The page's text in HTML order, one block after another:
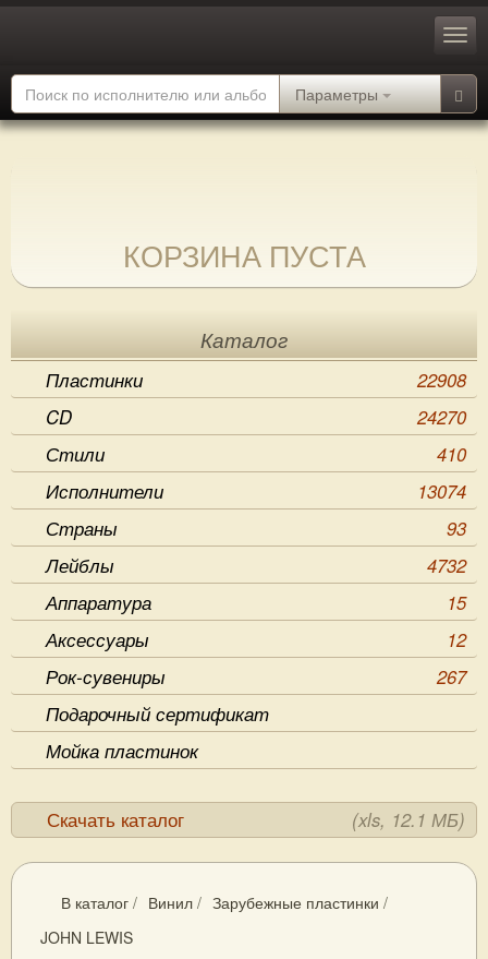
Параметры
КОРЗИНА ПУСТА
Каталог
Пластинки
22908
CD
24270
Стили
410
Исполнители
13074
Страны
93
Лейблы
4732
Аппаратура
15
Аксессуары
12
Рок-сувениры
267
Подарочный сертификат
Мойка пластинок
Скачать каталог (xls, 12.1 МБ)
В каталог / Винил / Зарубежные пластинки /
JOHN LEWIS